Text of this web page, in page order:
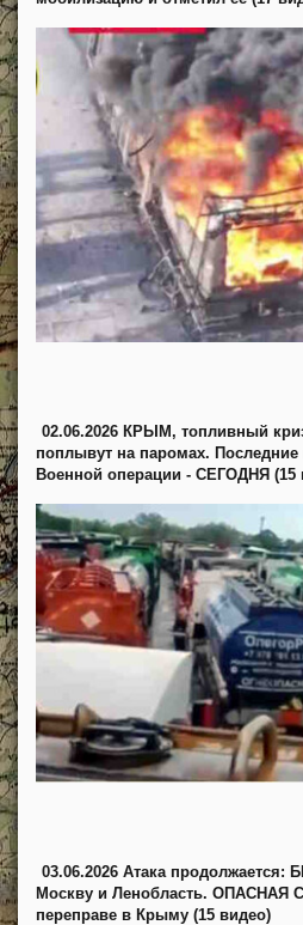
02.06.2026 КРЫМ, топливный
поплывут на паромах.
Военной операции - СЕГОДНЯ (15
03.06.2026 Атака продолжается:
Москву и Ленобласть. ОПАСНАЯ
переправе в Крыму (15 видео)